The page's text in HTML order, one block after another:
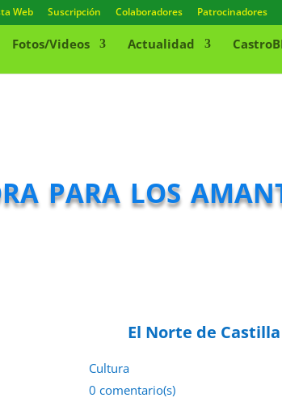
Web Suscripción Colaboradores Patrocinadores
Fotos/Videos Actualidad
para los
El Norte de Castilla
Cultura
0 comentario(s)